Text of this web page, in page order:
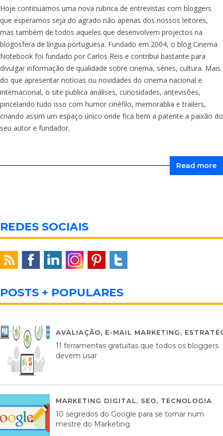
Hoje continuamos uma nova rubrica de entrevistas com bloggers
que esperamos seja do agrado não apenas dos nossos leitores,
mas também de todos aqueles que desenvolvem projectos na
blogosfera de língua portuguesa. Fundado em 2004, o blog Cinema
Notebook foi fundado por Carlos Reis e contribui bastante para
divulgar informação de qualidade sobre cinema, séries, cultura. Mais
do que apresentar notícias ou novidades do cinema nacional e
internacional, o site publica análises, curiosidades, antevisões,
pincelando tudo isso com humor cinéfilo, memorablia e trailers,
criando assim um espaço único onde fica bem a patente a paixão do
seu autor e fundador.
Read more
REDES SOCIAIS
POSTS + POPULARES
AVALIAÇÃO, E-MAIL MARKETING,
11 ferramentas gratuitas que todos os bloggers
devem usar
MARKETING DIGITAL, SEO, TECNOLOGIA
10 segredos do Google para se tornar num
mestre do Marketing